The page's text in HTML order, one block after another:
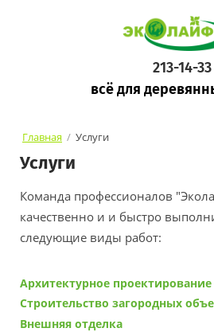
213-14-33
всё для
Главная / Услуги
Услуги
Команда профессионалов
качественно и и быстро
следующие виды работ:
Архитектурное проектирование
Строительство загородных
Внешняя отделка